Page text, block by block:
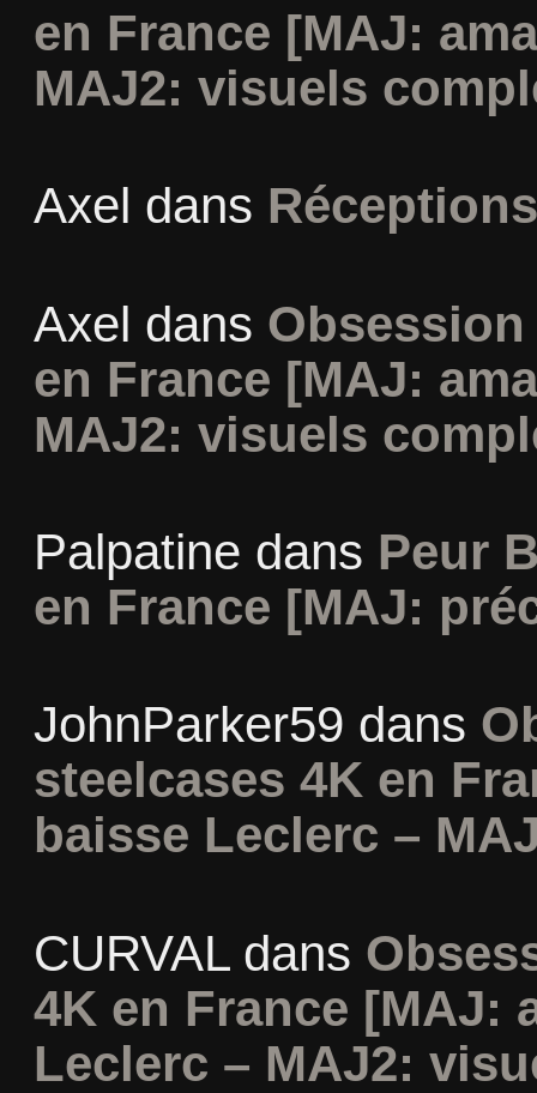
en France [MAJ:
MAJ2: visuels
Axel dans
Axel dans
en France [MAJ:
MAJ2: visuels
Palpatine dans Peur
en France [MAJ:
JohnParker59 dans
steelcases 4K en
baisse Leclerc –
CURVALdans
4K en France [MAJ:
Leclerc – MAJ2: